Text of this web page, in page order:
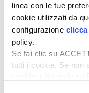
linea con le tue
cookie utilizzati da
configurazione
policy.
Se fai clic su
tutti i cookie. Se non